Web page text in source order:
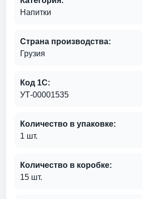
Напитки
Страна производства:
Грузия
Код 1С:
УТ-00001535
Количество в упаковке:
1 шт.
Количество в коробке:
15 шт.